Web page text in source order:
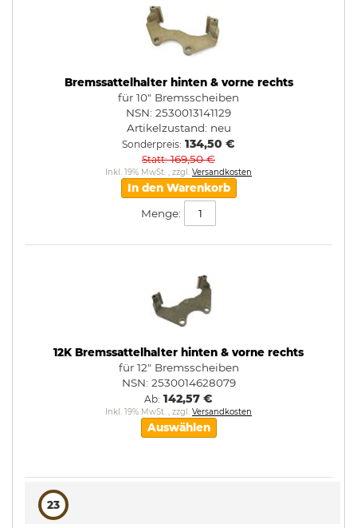
Bremssattelhalter hinten & vorne rechts
für 10" Bremsscheiben
NSN: 2530013141129
Artikelzustand: neu
Sonderpreis 134,50 €
Statt 169,50 €
Inkl. 19% MwSt. , zzgl. Versandkosten
In den Warenkorb
Menge:
12K Bremssattelhalter hinten & vorne rechts
für 12" Bremsscheiben
NSN: 2530014628079
Ab 142,57 €
Inkl. 19% MwSt. , zzgl. Versandkosten
Auswählen
23